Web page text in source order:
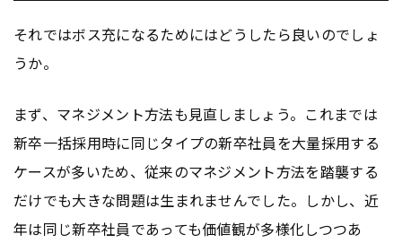
それではボス充になるためにはどうしたら良いのでしょ
うか。
まず、マネジメント方法も見直しましょう。これまでは
新卒一括採用時に同じタイプの新卒社員を大量採用する
ケースが多いため、従来のマネジメント方法を踏襲する
だけでも大きな問題は生まれませんでした。しかし、近
年は同じ新卒社員であっても価値観が多様化しつつあ